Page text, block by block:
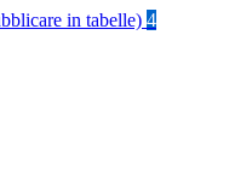
in tabelle) 4